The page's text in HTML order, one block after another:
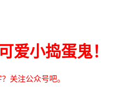
爱小捣蛋鬼！
关注公众号吧。